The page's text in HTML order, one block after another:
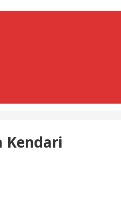
Kendari